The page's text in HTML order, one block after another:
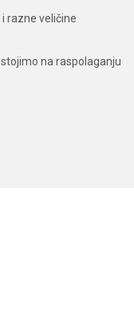
razne veličine
na raspolaganju